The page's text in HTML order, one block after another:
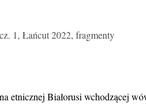
1, Łańcut 2022, fragmenty
etnicznej Białorusi wchodzącej